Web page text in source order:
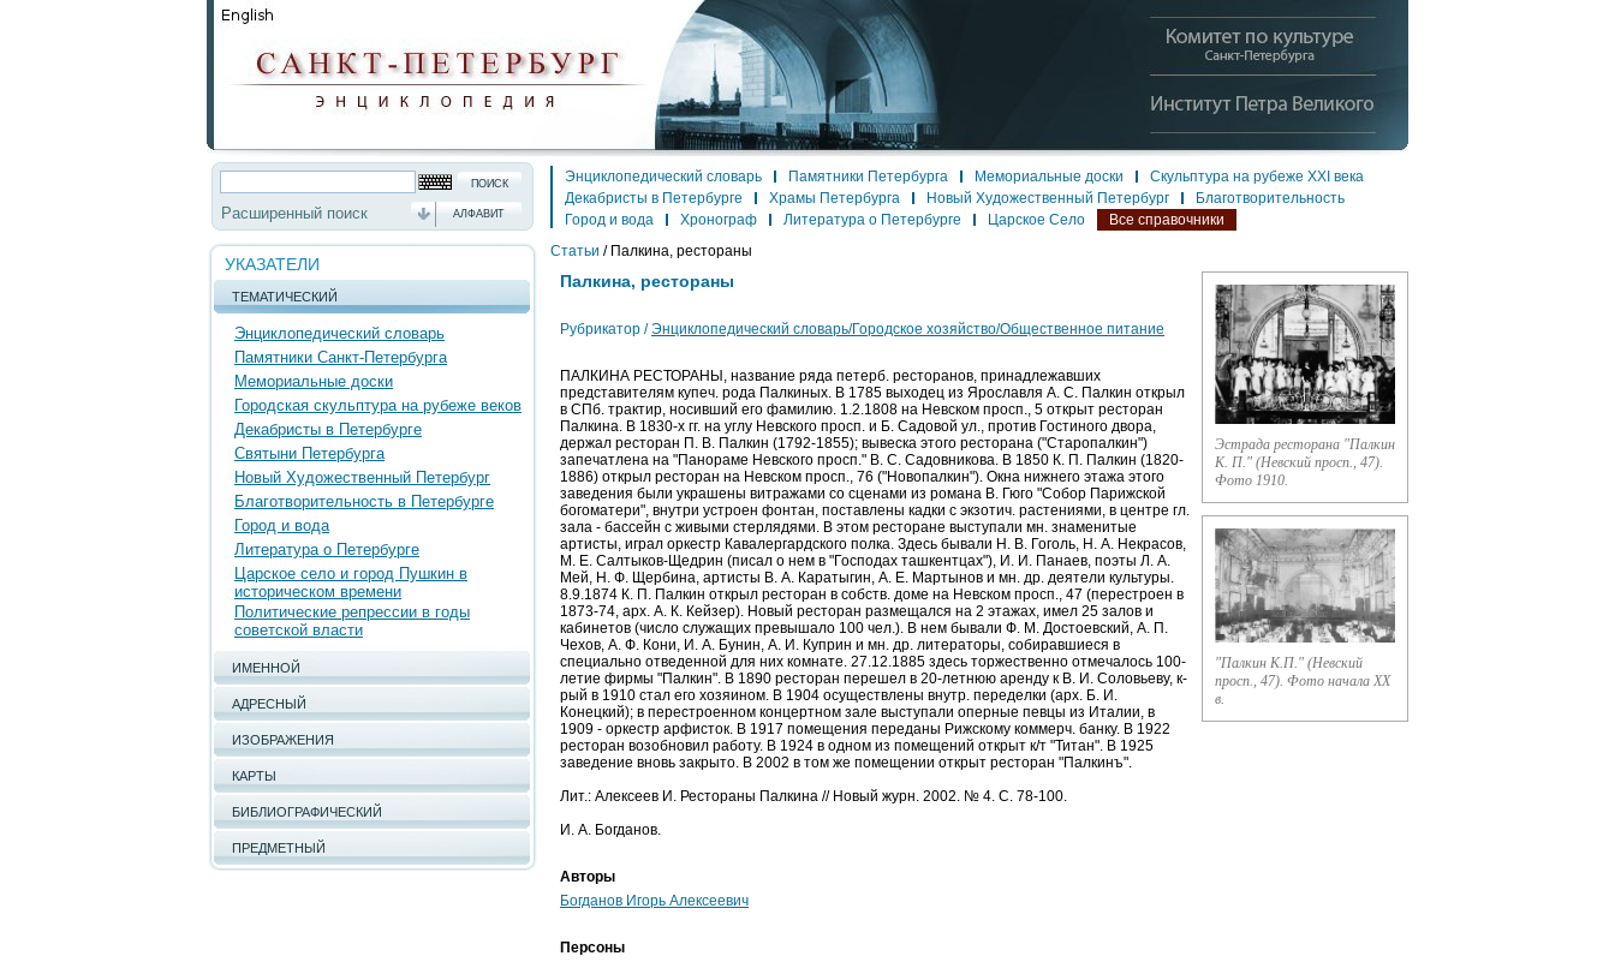
Расширенный поиск АЛФАВИТ
УКАЗАТЕЛИ
ТЕМАТИЧЕСКИЙ
Энциклопедический словарь
Памятники Санкт-Петербурга
Мемориальные доски
Городская скульптура на рубеже веков
Декабристы в Петербурге
Святыни Петербурга
Новый Художественный Петербург
Благотворительность в Петербурге
Город и вода
Литература о Петербурге
Царское село и город Пушкин в
историческом времени
Политические репрессии в годы
советской власти
ИМЕННОЙ
АДРЕСНЫЙ
ИЗОБРАЖЕНИЯ
КАРТЫ
БИБЛИОГРАФИЧЕСКИЙ
ПРЕДМЕТНЫЙ
Энциклопедический словарь Памятники Петербурга Мемориальные доски
Скульптура на рубеже XXI века
Декабристы в Петербурге
Храмы Петербурга Новый Художественный Петербург
Благотворительность
Город и вода
Хронограф Литература о Петербурге Царское Село
Все справочники
Статьи / Палкина, рестораны
Эстрада ресторана "Палкин
К. П." (Невский просп., 47).
Фото 1910.
"Палкин К.П." (Невский
просп., 47). Фото начала XX
в.
Палкина, рестораны
Рубрикатор / Энциклопедический словарь/Городское хозяйство/Общественное питание
ПАЛКИНА РЕСТОРАНЫ, название ряда петерб. ресторанов, принадлежавших
представителям купеч. рода Палкиных. В 1785 выходец из Ярославля А. С. Палкин открыл
в СПб. трактир, носивший его фамилию. 1.2.1808 на Невском просп., 5 открыт ресторан
Палкина. В 1830-х гг. на углу Невского просп. и Б. Садовой ул., против Гостиного двора,
держал ресторан П. В. Палкин (1792-1855); вывеска этого ресторана ("Старопалкин")
запечатлена на "Панораме Невского просп." В. С. Садовникова. В 1850 К. П. Палкин (1820-
1886) открыл ресторан на Невском просп., 76 ("Новопалкин"). Окна нижнего этажа этого
заведения были украшены витражами со сценами из романа В. Гюго "Собор Парижской
богоматери", внутри устроен фонтан, поставлены кадки с экзотич. растениями, в центре гл.
зала - бассейн с живыми стерлядями. В этом ресторане выступали мн. знаменитые
артисты, играл оркестр Кавалергардского полка. Здесь бывали Н. В. Гоголь, Н. А. Некрасов,
М. Е. Салтыков-Щедрин (писал о нем в "Господах ташкентцах"), И. И. Панаев, поэты Л. А.
Мей, Н. Ф. Щербина, артисты В. А. Каратыгин, А. Е. Мартынов и мн. др. деятели культуры.
8.9.1874 К. П. Палкин открыл ресторан в собств. доме на Невском просп., 47 (перестроен в
1873-74, арх. А. К. Кейзер). Новый ресторан размещался на 2 этажах, имел 25 залов и
кабинетов (число служащих превышало 100 чел.). В нем бывали Ф. М. Достоевский, А. П.
Чехов, А. Ф. Кони, И. А. Бунин, А. И. Куприн и мн. др. литераторы, собиравшиеся в
специально отведенной для них комнате. 27.12.1885 здесь торжественно отмечалось 100-
летие фирмы "Палкин". В 1890 ресторан перешел в 20-летнюю аренду к В. И. Соловьеву, к-
рый в 1910 стал его хозяином. В 1904 осуществлены внутр. переделки (арх. Б. И.
Конецкий); в перестроенном концертном зале выступали оперные певцы из Италии, в
1909 - оркестр арфисток. В 1917 помещения переданы Рижскому коммерч. банку. В 1922
ресторан возобновил работу. В 1924 в одном из помещений открыт к/т "Титан". В 1925
заведение вновь закрыто. В 2002 в том же помещении открыт ресторан "Палкинъ".
Лит.: Алексеев И. Рестораны Палкина // Новый журн. 2002. № 4. С. 78-100.
И. А. Богданов.
Авторы
Богданов Игорь Алексеевич
Персоны